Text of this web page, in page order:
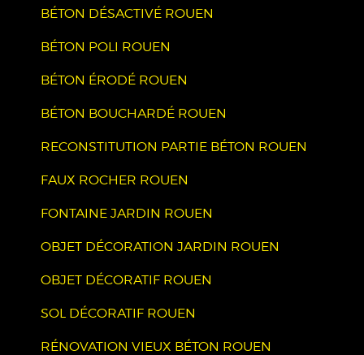
BÉTON DÉSACTIVÉ ROUEN
BÉTON POLI ROUEN
BÉTON ÉRODÉ ROUEN
BÉTON BOUCHARDÉ ROUEN
RECONSTITUTION PARTIE BÉTON ROUEN
FAUX ROCHER ROUEN
FONTAINE JARDIN ROUEN
OBJET DÉCORATION JARDIN ROUEN
OBJET DÉCORATIF ROUEN
SOL DÉCORATIF ROUEN
RÉNOVATION VIEUX BÉTON ROUEN